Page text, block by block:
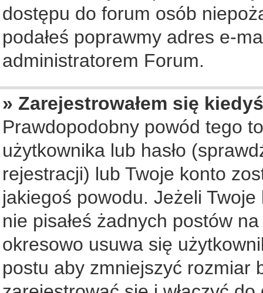
dostępu do forum osób
podałeś poprawmy adres e-
administratorem Forum.
» Zarejestrowałem się
Prawdopodobny powód tego
użytkownika lub hasło
rejestracji) lub Twoje konto
jakiegoś powodu. Jeżeli
nie pisałeś żadnych postów
okresowo usuwa się
postu aby zmniejszyć rozmiar